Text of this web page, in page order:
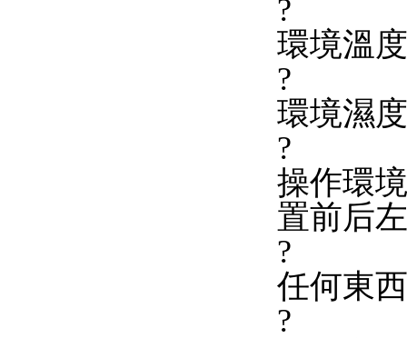
?
環境溫
?
環境濕
?
操作環
置前后
?
任何東
?